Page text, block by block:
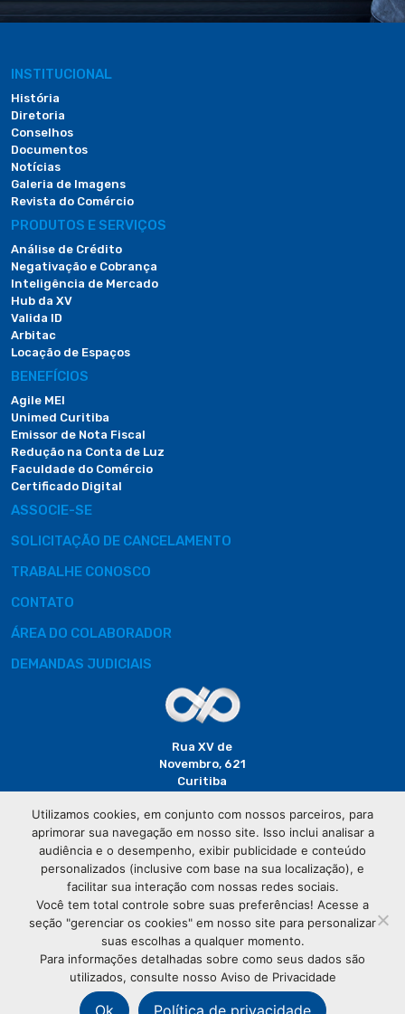
INSTITUCIONAL
História
Diretoria
Conselhos
Documentos
Notícias
Galeria de Imagens
Revista do Comércio
PRODUTOS E SERVIÇOS
Análise de Crédito
Negativação e Cobrança
Inteligência de Mercado
Hub da XV
Valida ID
Arbitac
Locação de Espaços
BENEFÍCIOS
Agile MEI
Unimed Curitiba
Emissor de Nota Fiscal
Redução na Conta de Luz
Faculdade do Comércio
Certificado Digital
ASSOCIE-SE
SOLICITAÇÃO DE CANCELAMENTO
TRABALHE CONOSCO
CONTATO
ÁREA DO COLABORADOR
DEMANDAS JUDICIAIS
Rua XV de
Novembro, 621
Curitiba
(41) 3320-
2929
© CopyrightAssociação Comercial do Paraná - Todos os
direitos reservados
Utilizamos cookies, em conjunto com nossos parceiros, para
aprimorar sua navegação em nosso site. Isso inclui analisar a
audiência e o desempenho, exibir publicidade e conteúdo
personalizados (inclusive com base na sua localização), e
facilitar sua interação com nossas redes sociais.
Você tem total controle sobre suas preferências! Acesse a
seção "gerenciar os cookies" em nosso site para personalizar
suas escolhas a qualquer momento.
Para informações detalhadas sobre como seus dados são
utilizados, consulte nosso Aviso de Privacidade
Ok Política de privacidade